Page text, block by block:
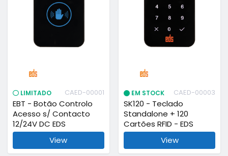
LIMITADO CAED-00001
EBT - Botão Controlo
Acesso s/ Contacto
12/24V DC EDS
View
EM STOCK CAED-00003
SK120 - Teclado
Standalone + 120
Cartões RFID - EDS
View